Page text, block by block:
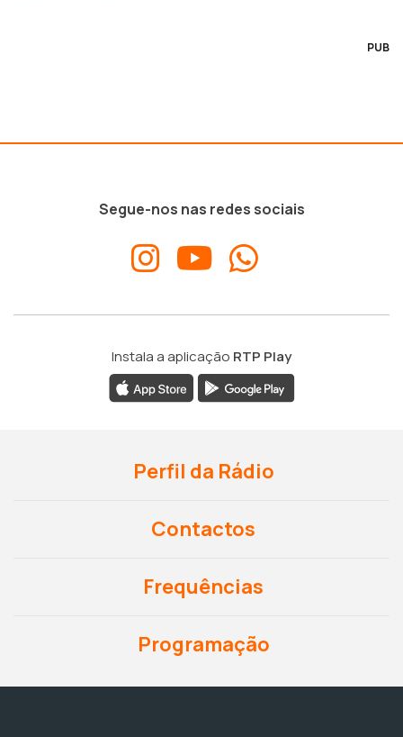
PUB
Segue-nos nas redes sociais
Instala a aplicação RTP Play
Perfil da Rádio
Contactos
Frequências
Programação